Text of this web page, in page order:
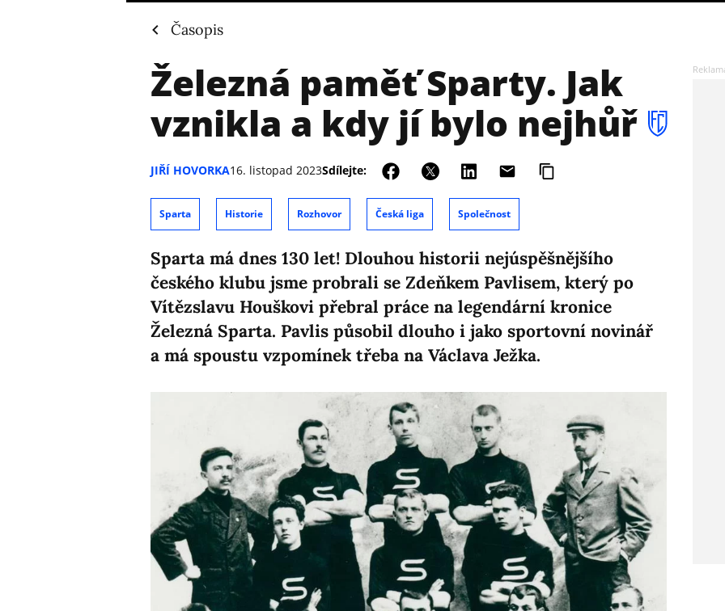
Časopis
Železná paměť Sparty. Jak
vznikla a kdy jí bylo nejhůř
JIŘÍ HOVORKA16. listopad 2023Sdílejte:
Sparta Historie Rozhovor Česká liga Společnost
Sparta má dnes 130 let! Dlouhou historii nejúspěšnějšího
českého klubu jsme probrali se Zdeňkem Pavlisem, který po
Vítězslavu Houškovi přebral práce na legendární kronice
Železná Sparta. Pavlis působil dlouho i jako sportovní novinář
a má spoustu vzpomínek třeba na Václava Ježka.